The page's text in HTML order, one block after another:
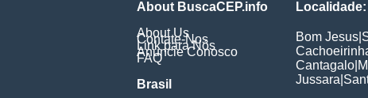
About BuscaCEP.info
About Us
Contate-Nos
Link para Nós
Anuncie Conosco
FAQ
Brasil
Localidade:
Bom Jesus
Cantagalo
Jussara